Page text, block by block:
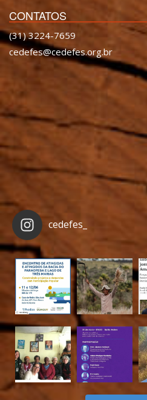
CONTATOS
(31) 3224-7659
cedefes@cedefes.org.br
cedefes_